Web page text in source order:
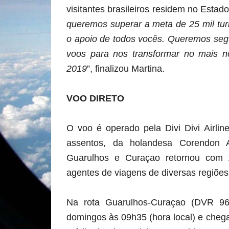
visitantes brasileiros residem no
queremos superar a meta de 25 mil
o apoio de todos vocês. Queremos
voos para nos transformar no mais
2019”, finalizou Martina.
VOO DIRETO
O voo é operado pela Divi Divi
assentos, da holandesa
Guarulhos e Curaçao retornou
agentes de viagens de diversas
Na rota Guarulhos-Curaçao (DVR
domingos às 09h35 (hora local) e